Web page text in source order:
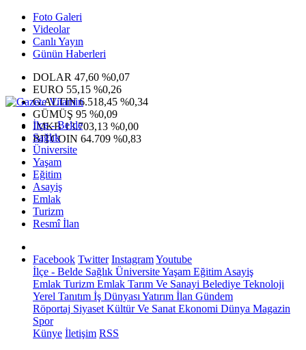
Foto Galeri
Videolar
Canlı Yayın
Günün Haberleri
DOLAR 47,60 %0,07
EURO 55,15 %0,26
G.ALTIN6.518,45 %0,34
GÜMÜŞ 95 %0,09
IMKB13.703,13 %0,00
BITCOIN 64.709 %0,83
İlçe - Belde
Sağlık
Üniversite
Yaşam
Eğitim
Asayiş
Emlak
Turizm
Resmî İlan
Facebook Twitter InstagramYoutube
İlçe - Belde Sağlık ÜniversiteYaşam Eğitim Asayiş
Emlak Turizm Emlak Tarım Ve Sanayi Belediye Teknoloji
Yerel Tanıtım İş Dünyası Yatırım İlan Gündem
Röportaj Siyaset Kültür Ve Sanat Ekonomi Dünya Magazin
Spor
Künye İletişim RSS